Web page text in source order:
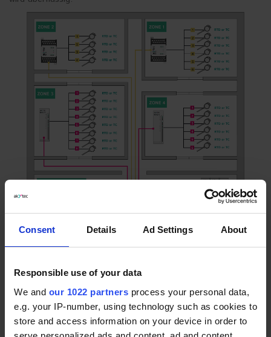
Consent Details Ad Settings About
Responsible use of your data
We and our 1022 partners process your personal data,
e.g. your IP-number, using technology such as cookies to
store and access information on your device in order to
Die akYtec I/O-Module sind in zwei Serien unterteilt: Mx110 mit
mit universellen analogen Eingängen: MV110-24.8A und MV210-
werden können.
INTERFACE &